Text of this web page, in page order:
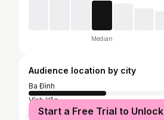
Median
Audience location by city
Ba Đình
Vĩnh Yên
Seoul
Start a Free Trial to Unlock